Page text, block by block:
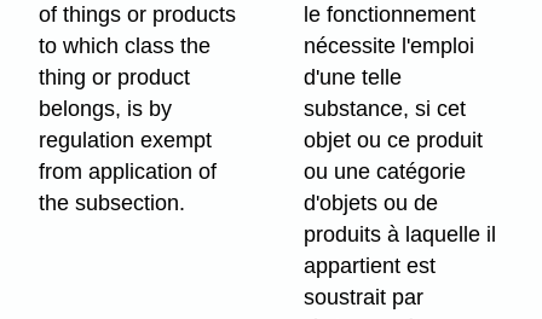
of things or products
to which class the
thing or product
belongs, is by
regulation exempt
from application of
the subsection.
le fonctionnement
nécessite l'emploi
d'une telle
substance, si cet
objet ou ce produit
ou une catégorie
d'objets ou de
produits à laquelle il
appartient est
soustrait par